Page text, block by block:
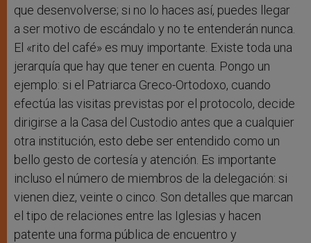
que desenvolverse; si no lo haces así, puedes llegar
a ser motivo de escándalo y no te entenderán nunca.
El «rito del café» es muy importante. Existe toda una
jerarquía que hay que tener en cuenta. Pongo un
ejemplo: si el Patriarca Greco-Ortodoxo, cuando
efectúa las visitas previstas por el protocolo, decide
dirigirse a la Casa del Custodio antes que a cualquier
otra institución, esto debe ser entendido como un
bello gesto de cortesía y atención. Es importante
incluso el número de miembros de la delegación: si
vienen diez, veinte o cinco. Son detalles que marcan
el tipo de relaciones entre las Iglesias y hacen
patente una forma pública de encuentro y